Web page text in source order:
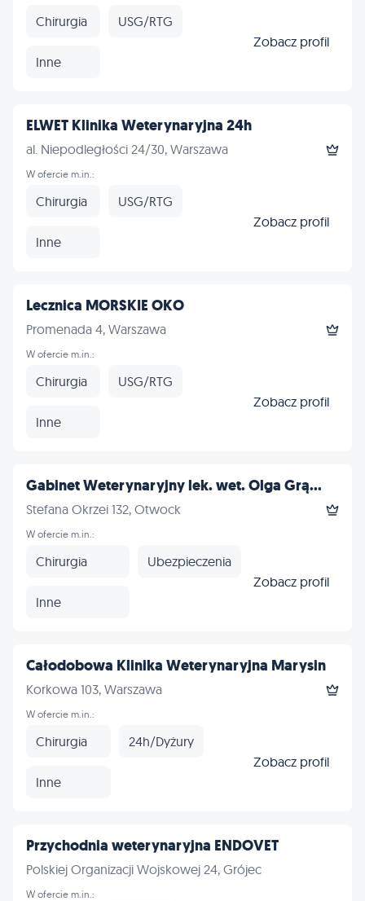
Chirurgia USG/RTG
Inne
Zobacz profil
ELWET Klinika Weterynaryjna 24h
al. Niepodległości 24/30, Warszawa
W ofercie m.in.:
Chirurgia USG/RTG
Inne
Zobacz profil
Lecznica MORSKIE OKO
Promenada 4, Warszawa
W ofercie m.in.:
Chirurgia USG/RTG
Inne
Zobacz profil
Gabinet Weterynaryjny lek. wet. Olga Grą...
Stefana Okrzei 132, Otwock
W ofercie m.in.:
Chirurgia Ubezpieczenia
Inne
Zobacz profil
Całodobowa Klinika Weterynaryjna Marysin
Korkowa 103, Warszawa
W ofercie m.in.:
Chirurgia 24h/Dyżury
Inne
Zobacz profil
Przychodnia weterynaryjna ENDOVET
Polskiej Organizacji Wojskowej 24, Grójec
W ofercie m.in.: